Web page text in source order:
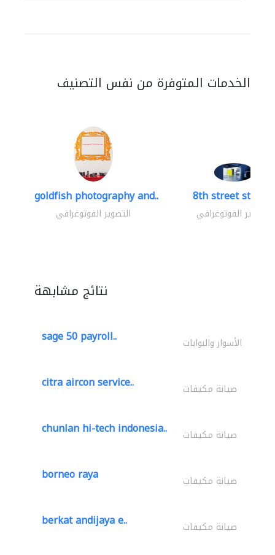
الخدمات المتوفرة من نفس التصنيف
goldfish photography and..
التصوير الفوتوغرافي
8th street studios
التصوير الفوتوغرافي
نتائج مشابهة
sage 50 payroll.. الأسوار والبوابات
citra aircon service.. صيانة مكيفات
chunlan hi-tech indonesia.. صيانة مكيفات
borneo raya صيانة مكيفات
berkat andijaya e.. صيانة مكيفات